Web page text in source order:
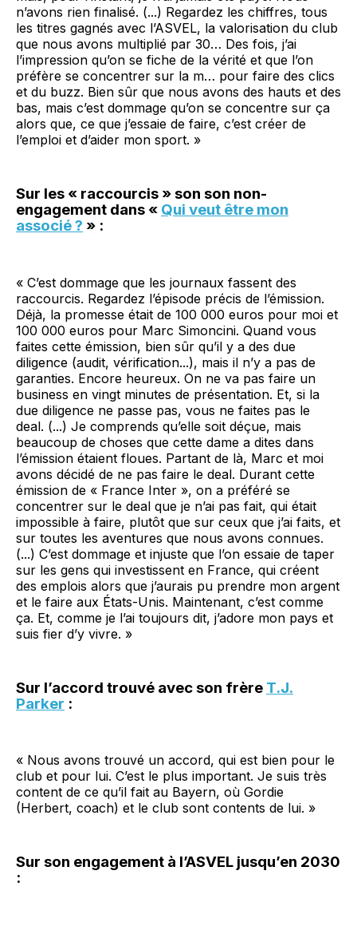
n’avons rien finalisé. (...) Regardez les chiffres, tous
les titres gagnés avec l’ASVEL, la valorisation du club
que nous avons multiplié par 30… Des fois, j’ai
l’impression qu’on se fiche de la vérité et que l’on
préfère se concentrer sur la m… pour faire des clics
et du buzz. Bien sûr que nous avons des hauts et des
bas, mais c’est dommage qu’on se concentre sur ça
alors que, ce que j’essaie de faire, c’est créer de
l’emploi et d’aider mon sport. »
Sur les « raccourcis » son son non-
engagement dans « Qui veut être mon
associé ? » :
« C’est dommage que les journaux fassent des
raccourcis. Regardez l’épisode précis de l’émission.
Déjà, la promesse était de 100 000 euros pour moi et
100 000 euros pour Marc Simoncini. Quand vous
faites cette émission, bien sûr qu’il y a des due
diligence (audit, vérification...), mais il n’y a pas de
garanties. Encore heureux. On ne va pas faire un
business en vingt minutes de présentation. Et, si la
due diligence ne passe pas, vous ne faites pas le
deal. (...) Je comprends qu’elle soit déçue, mais
beaucoup de choses que cette dame a dites dans
l’émission étaient floues. Partant de là, Marc et moi
avons décidé de ne pas faire le deal. Durant cette
émission de « France Inter », on a préféré se
concentrer sur le deal que je n’ai pas fait, qui était
impossible à faire, plutôt que sur ceux que j’ai faits, et
sur toutes les aventures que nous avons connues.
(...) C’est dommage et injuste que l’on essaie de taper
sur les gens qui investissent en France, qui créent
des emplois alors que j’aurais pu prendre mon argent
et le faire aux États-Unis. Maintenant, c’est comme
ça. Et, comme je l’ai toujours dit, j’adore mon pays et
suis fier d’y vivre. »
Sur l’accord trouvé avec son frère T.J.
Parker :
« Nous avons trouvé un accord, qui est bien pour le
club et pour lui. C’est le plus important. Je suis très
content de ce qu’il fait au Bayern, où Gordie
(Herbert, coach) et le club sont contents de lui. »
Sur son engagement à l’ASVEL jusqu’en 2030
: